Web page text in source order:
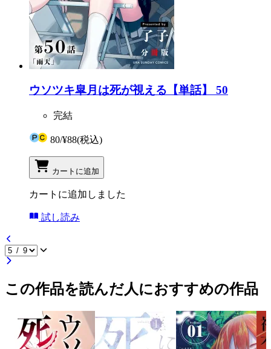
ウソツキ皐月は死が視える【単話】 50
完結
80/¥88(税込)
カートに追加
カートに追加しました
試し読み
この作品を読んだ人におすすめの作品